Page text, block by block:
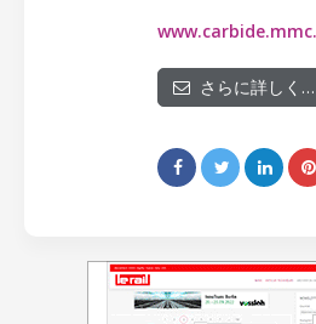
さらに詳しく…